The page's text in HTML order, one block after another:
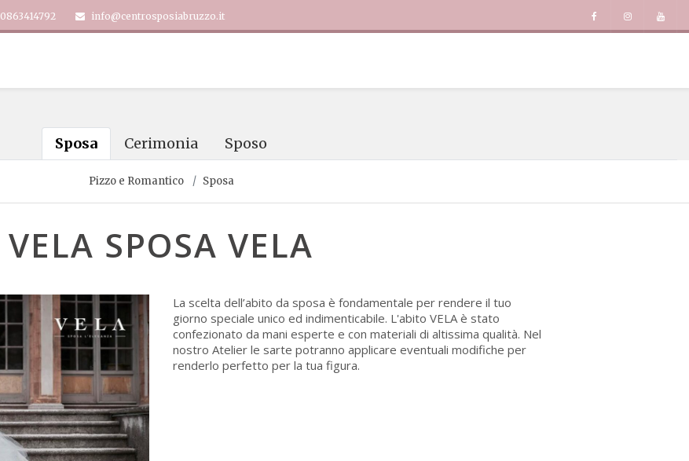
0863414792 info@centrosposiabruzzo.it
Sposa Cerimonia Sposo
Pizzo e Romantico Sposa
VELA SPOSA VELA
La scelta dell’abito da sposa è fondamentale per rendere il tuo
giorno speciale unico ed indimenticabile. L'abito VELA è stato
confezionato da mani esperte e con materiali di altissima qualità. Nel
nostro Atelier le sarte potranno applicare eventuali modifiche per
renderlo perfetto per la tua figura.